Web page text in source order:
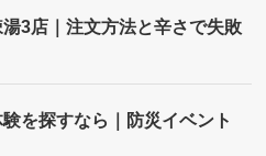
3店｜注文方法と辛さで失敗
を探すなら｜防災イベント